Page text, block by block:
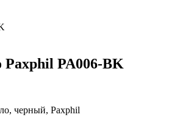
PA006-BK
черный, Paxphil